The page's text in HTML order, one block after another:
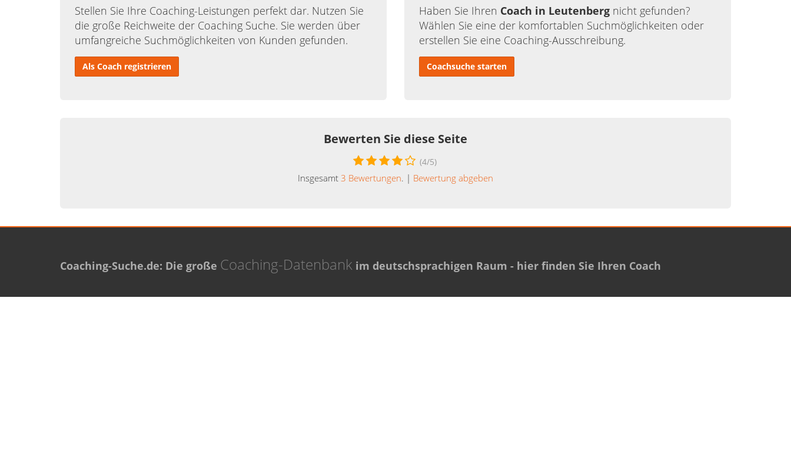
Stellen Sie Ihre Coaching-Leistungen perfekt dar. Nutzen Sie
die große Reichweite der Coaching Suche. Sie werden über
umfangreiche Suchmöglichkeiten von Kunden gefunden.
Als Coach registrieren
Haben Sie Ihren Coach in Leutenberg nicht gefunden?
Wählen Sie eine der komfortablen Suchmöglichkeiten oder
erstellen Sie eine Coaching-Ausschreibung.
Coachsuche starten
Bewerten Sie diese Seite
(4/5)
Insgesamt 3 Bewertungen. | Bewertung abgeben
Coaching-Suche.de: Die große Coaching-Datenbank im deutschsprachigen Raum - hier finden Sie Ihren Coach